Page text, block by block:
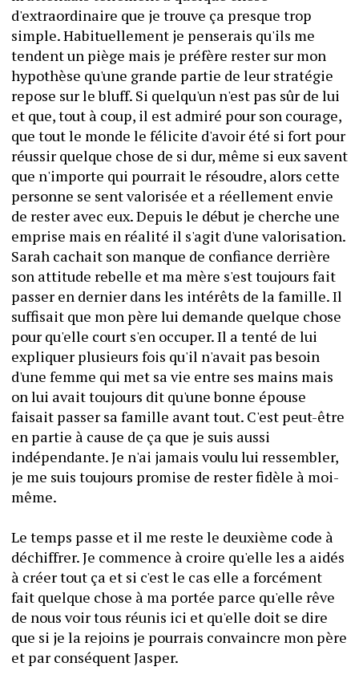
d'extraordinaire que je trouve ça presque trop
simple. Habituellement je penserais qu'ils me
tendent un piège mais je préfère rester sur mon
hypothèse qu'une grande partie de leur stratégie
repose sur le bluff. Si quelqu'un n'est pas sûr de lui
et que, tout à coup, il est admiré pour son courage,
que tout le monde le félicite d'avoir été si fort pour
réussir quelque chose de si dur, même si eux savent
que n'importe qui pourrait le résoudre, alors cette
personne se sent valorisée et a réellement envie
de rester avec eux. Depuis le début je cherche une
emprise mais en réalité il s'agit d'une valorisation.
Sarah cachait son manque de confiance derrière
son attitude rebelle et ma mère s'est toujours fait
passer en dernier dans les intérêts de la famille. Il
suffisait que mon père lui demande quelque chose
pour qu'elle court s'en occuper. Il a tenté de lui
expliquer plusieurs fois qu'il n'avait pas besoin
d'une femme qui met sa vie entre ses mains mais
on lui avait toujours dit qu'une bonne épouse
faisait passer sa famille avant tout. C'est peut-être
en partie à cause de ça que je suis aussi
indépendante. Je n'ai jamais voulu lui ressembler,
je me suis toujours promise de rester fidèle à moi-
Le temps passe et il me reste le deuxième code à
déchiffrer. Je commence à croire qu'elle les a aidés
à créer tout ça et si c'est le cas elle a forcément
fait quelque chose à ma portée parce qu'elle rêve
de nous voir tous réunis ici et qu'elle doit se dire
que si je la rejoins je pourrais convaincre mon père